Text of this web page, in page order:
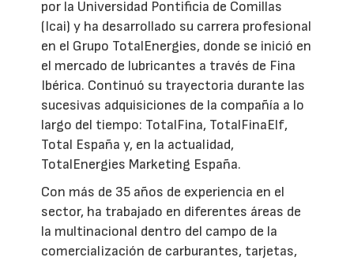
por la Universidad Pontificia de Comillas
(Icai) y ha desarrollado su carrera profesional
en el Grupo TotalEnergies, donde se inició en
el mercado de lubricantes a través de Fina
Ibérica. Continuó su trayectoria durante las
sucesivas adquisiciones de la compañía a lo
largo del tiempo: TotalFina, TotalFinaElf,
Total España y, en la actualidad,
TotalEnergies Marketing España.
Con más de 35 años de experiencia en el
sector, ha trabajado en diferentes áreas de
la multinacional dentro del campo de la
comercialización de carburantes, tarjetas,